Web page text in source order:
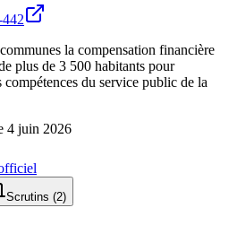
la compensation financière
plus de 3 500 habitants pour
compétences du service public de la
4 juin 2026
Scrutins (2)